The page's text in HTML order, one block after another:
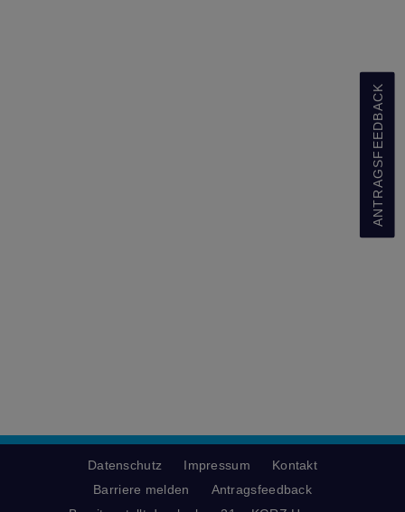
ANTRAGSFEEDBACK
Datenschutz Impressum
Kontakt
Barriere melden
Antragsfeedback